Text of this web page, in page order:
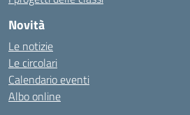
Novità
Le notizie
Le circolari
Calendario eventi
Albo online